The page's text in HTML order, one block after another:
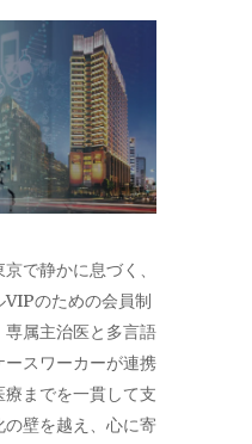
で静かに息づく、
VIPのための会員制
専属主治医と多言語
スワーカーが連携
療までを一貫して支
壁を越え、心に寄